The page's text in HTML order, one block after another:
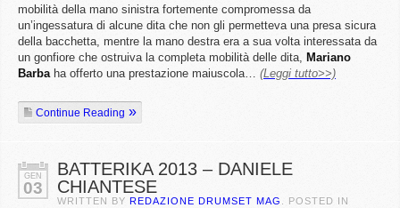
mobilità della mano sinistra fortemente compromessa da
un’ingessatura di alcune dita che non gli permetteva una presa sicura
della bacchetta, mentre la mano destra era a sua volta interessata da
un gonfiore che ostruiva la completa mobilità delle dita, Mariano
Barbaha offerto una prestazione maiuscola… (Leggi tutto>>)
Continue Reading
GEN
03
BATTERIKA 2013 – DANIELE
CHIANTESE
WRITTEN BY REDAZIONE DRUMSET MAG
. POSTED IN